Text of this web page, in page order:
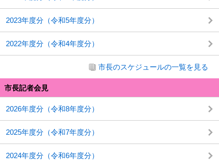
2023年度分（令和5年度分）
2022年度分（令和4年度分）
市長のスケジュールの一覧を見る
市長記者会見
2026年度分（令和8年度分）
2025年度分（令和7年度分）
2024年度分（令和6年度分）